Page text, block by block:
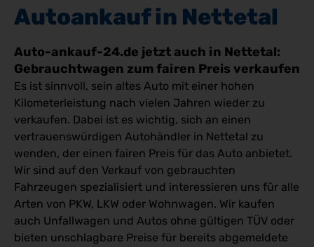
Autoankauf in Nettetal
Auto-ankauf-24.de jetzt auch in Nettetal:
Gebrauchtwagen zum fairen Preis verkaufen
Es ist sinnvoll, sein altes Auto mit einer hohen
Kilometerleistung nach vielen Jahren wieder zu
verkaufen. Dabei ist es wichtig, sich an einen
vertrauenswürdigen Autohändler in Nettetal zu
wenden, der einen fairen Preis für das Auto anbietet.
Wir sind auf den Verkauf von gebrauchten
Fahrzeugen spezialisiert und interessieren uns für alle
Arten von PKW, LKW oder Wohnwagen. Wir kaufen
auch Unfallwagen und Autos ohne gültigen TÜV oder
bieten unschlagbare Preise für bereits abgemeldete